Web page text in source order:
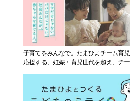
子育てをみんなで。たまひよチーム育
応援する、妊娠・育児世代を超え、チ